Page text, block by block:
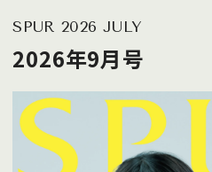
SPUR 2026 JULY
2026年9月号